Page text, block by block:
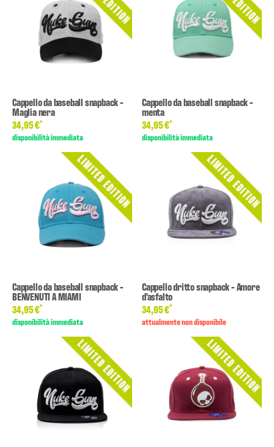
Cappello da baseball snapback -
Maglia nera
34,95 €*
disponibilità immediata
Cappello da baseball snapback -
menta
34,95 €*
disponibilità immediata
Cappello da baseball snapback -
BENVENUTI A MIAMI
34,95 €*
disponibilità immediata
Cappello dritto snapback - Amore
d'asfalto
34,95 €*
attualmente non disponibile